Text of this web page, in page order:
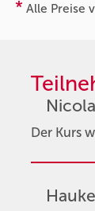
* Alle Preise
Der Kurs
Hauke